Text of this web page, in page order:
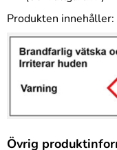
Produkten innehåller:
Övrig